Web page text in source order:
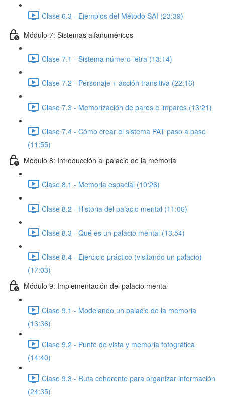
Clase 6.3 - Ejemplos del Método SAI (23:39)
Módulo 7: Sistemas alfanuméricos
Clase 7.1 - Sistema número-letra (13:14)
Clase 7.2 - Personaje + acción transitiva (22:16)
Clase 7.3 - Memorización de pares e impares (13:21)
Clase 7.4 - Cómo crear el sistema PAT paso a paso
(11:55)
Módulo 8: Introducción al palacio de la memoria
Clase 8.1 - Memoria espacial (10:26)
Clase 8.2 - Historia del palacio mental (11:06)
Clase 8.3 - Qué es un palacio mental (13:54)
Clase 8.4 - Ejercicio práctico (visitando un palacio)
(17:03)
Módulo 9: Implementación del palacio mental
Clase 9.1 - Modelando un palacio de la memoria
(13:36)
Clase 9.2 - Punto de vista y memoria fotográfica
(14:40)
Clase 9.3 - Ruta coherente para organizar información
(24:35)